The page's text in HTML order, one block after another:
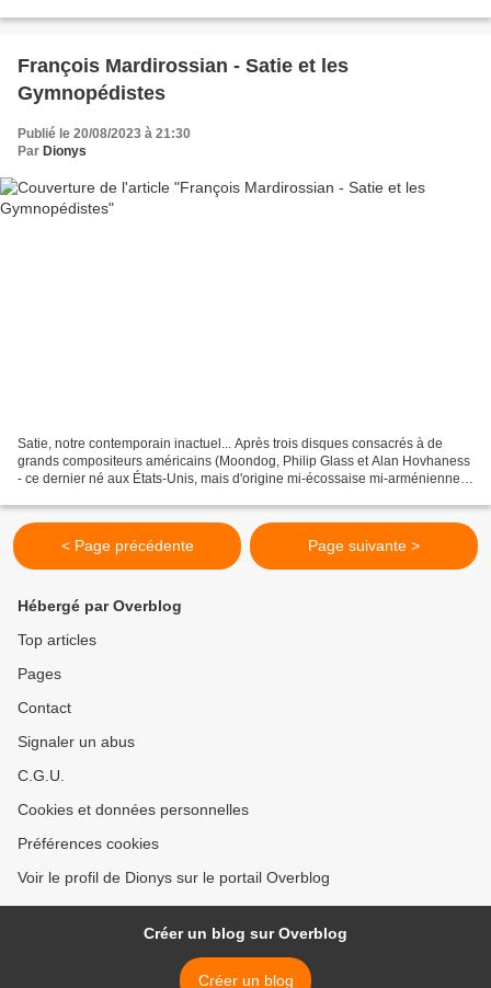
François Mardirossian - Satie et les
Gymnopédistes
Publié le 20/08/2023 à 21:30
Par Dionys
Satie, notre contemporain inactuel... Après trois disques consacrés à de
grands compositeurs américains (Moondog, Philip Glass et Alan Hovhaness
- ce dernier né aux États-Unis, mais d'origine mi-écossaise mi-arménienne)
< Page précédente Page suivante >
Hébergé par Overblog
Top articles
Pages
Contact
Signaler un abus
C.G.U.
Cookies et données personnelles
Préférences cookies
Voir le profil de Dionys sur le portail Overblog
Créer un blog sur Overblog
Créer un blog